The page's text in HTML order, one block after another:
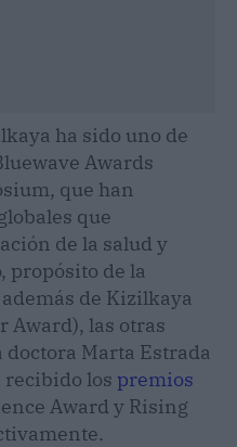
ha sido uno de
Awards
que han
que
de la salud y
propósito de la
de Kizilkaya
Award), las otras
Marta Estrada
recibido los premios
Award y Rising